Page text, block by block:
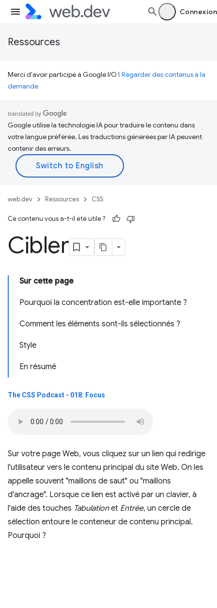
Connexion
Ressources
Merci d'avoir participé à Google I/O ! Regarder des contenus à la
demande
Google utilise la technologie IA pour traduire le contenu dans
votre langue préférée. Les traductions générées par IA peuvent
contenir des erreurs.
web.dev Ressources CSS
Ce contenu vous a-t-il été utile ?
Cibler
Sur cette page
Pourquoi la concentration est-elle importante ?
Comment les éléments sont-ils sélectionnés ?
Style
En résumé
The CSS Podcast - 018: Focus
Sur votre page Web, vous cliquez sur un lien qui redirige
l'utilisateur vers le contenu principal du site Web. On les
appelle souvent "maillons de saut" ou "maillons
d'ancrage". Lorsque ce lien est activé par un clavier, à
l'aide des touches Tabulationet Entrée, un cercle de
sélection entoure le conteneur de contenu principal.
Pourquoi ?